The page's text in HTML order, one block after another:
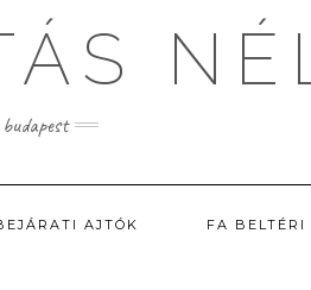
AJTÓK FA BELTÉRI